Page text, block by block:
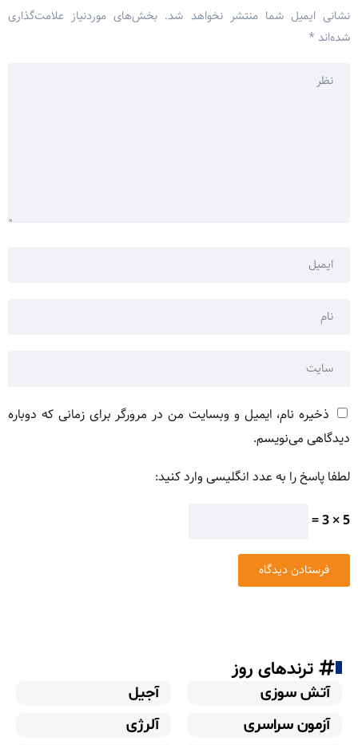
نشانی ایمیل شما منتشر نخواهد شد. بخش‌های موردنیاز علامت‌گذاری
شده‌اند *
ذخیره نام، ایمیل و وبسایت من در مرورگر برای زمانی که دوباره
دیدگاهی می‌نویسم.
لطفا پاسخ را به عدد انگلیسی وارد کنید:
5 × 3 =
ترندهای روز
آتش سوزی
آجیل
آزمون سراسری
آلرژی